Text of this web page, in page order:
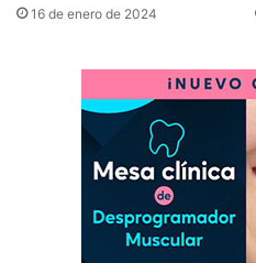
16 de enero de 2024